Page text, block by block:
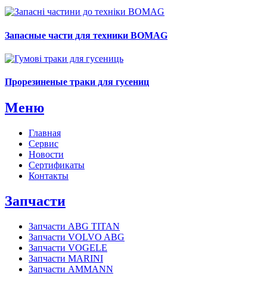
Запасные части для техники BOMAG
Прорезиненые траки для гусениц
Меню
Главная
Сервис
Новости
Сертификаты
Контакты
Запчасти
Запчасти ABG TITAN
Запчасти VOLVO ABG
Запчасти VOGELE
Запчасти MARINI
Запчасти AMMANN